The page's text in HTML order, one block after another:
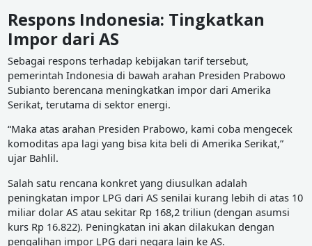
Respons Indonesia: Tingkatkan
Impor dari AS
Sebagai respons terhadap kebijakan tarif tersebut,
pemerintah Indonesia di bawah arahan Presiden Prabowo
Subianto berencana meningkatkan impor dari Amerika
Serikat, terutama di sektor energi.
“Maka atas arahan Presiden Prabowo, kami coba mengecek
komoditas apa lagi yang bisa kita beli di Amerika Serikat,”
ujar Bahlil.
Salah satu rencana konkret yang diusulkan adalah
peningkatan impor LPG dari AS senilai kurang lebih di atas 10
miliar dolar AS atau sekitar Rp 168,2 triliun (dengan asumsi
kurs Rp 16.822). Peningkatan ini akan dilakukan dengan
pengalihan impor LPG dari negara lain ke AS.